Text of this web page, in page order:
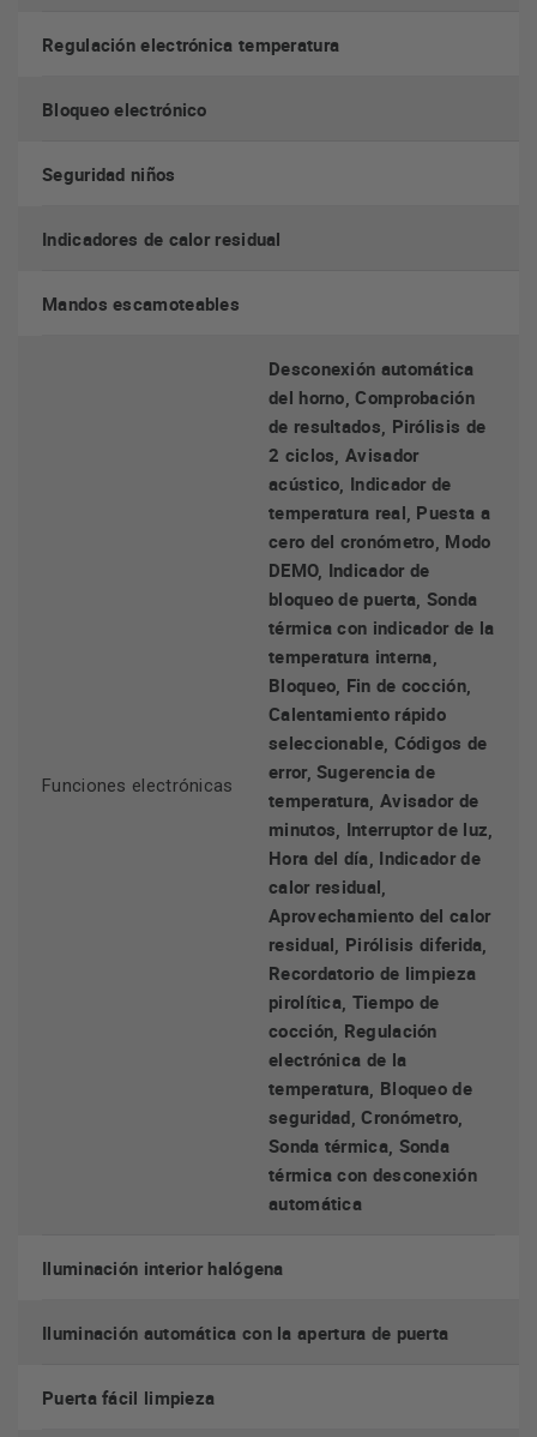
rápido, todo es más cómodo y en un abrir y cerrar de ojos.
precalentamiento.
Regulación electrónica temperatura
Bloqueo electrónico
Seguridad niños
Indicadores de calor residual
Mandos escamoteables
Funciones electrónicas
Desconexión automática
del horno, Comprobación
de resultados, Pirólisis de
2 ciclos, Avisador
acústico, Indicador de
temperatura real, Puesta a
cero del cronómetro, Modo
DEMO, Indicador de
bloqueo de puerta, Sonda
térmica con indicador de la
temperatura interna,
Bloqueo, Fin de cocción,
Calentamiento rápido
seleccionable, Códigos de
error, Sugerencia de
temperatura, Avisador de
minutos, Interruptor de luz,
Hora del día, Indicador de
calor residual,
Aprovechamiento del calor
residual, Pirólisis diferida,
Recordatorio de limpieza
pirolítica, Tiempo de
cocción, Regulación
electrónica de la
temperatura, Bloqueo de
seguridad, Cronómetro,
Sonda térmica, Sonda
térmica con desconexión
automática
Iluminación interior halógena
Iluminación automática con la apertura de puerta
Puerta fácil limpieza